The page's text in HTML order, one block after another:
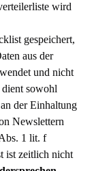
wird
gespeichert,
aus der
und nicht
sowohl
der Einhaltung
Newslettern
1 lit. f
ist zeitlich nicht